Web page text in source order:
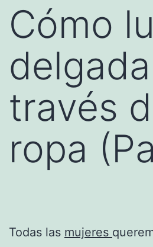
Cómo
través
ropa
Todas las mujeres